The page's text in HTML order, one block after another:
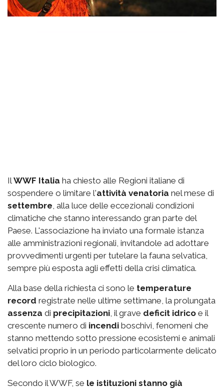
IlWWF Italia ha chiesto alle Regioni italiane di
sospendere o limitare l'attività venatoria nel mese di
settembre, alla luce delle eccezionali condizioni
climatiche che stanno interessando gran parte del
Paese. L'associazione ha inviato una formale istanza
alle amministrazioni regionali, invitandole ad adottare
provvedimenti urgenti per tutelare la fauna selvatica,
sempre più esposta agli effetti della crisi climatica.
Alla base della richiesta ci sono le temperature
record registrate nelle ultime settimane, la prolungata
assenza di precipitazioni, il grave deficit idrico e il
crescente numero di incendi boschivi, fenomeni che
stanno mettendo sotto pressione ecosistemi e animali
selvatici proprio in un periodo particolarmente delicato
del loro ciclo biologico.
Secondo il WWF, se le istituzioni stanno già